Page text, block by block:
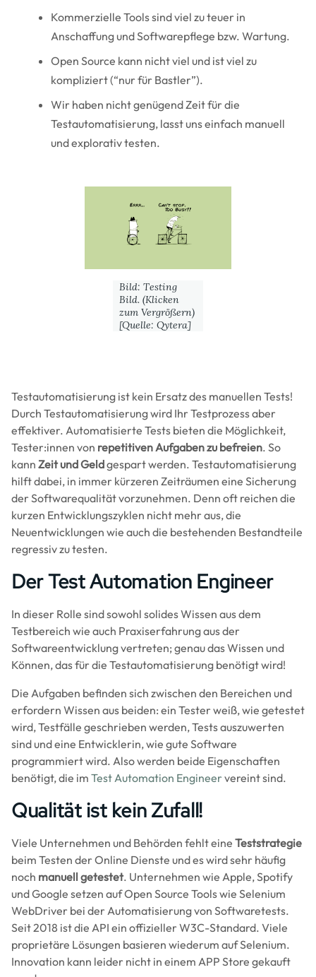
Kommerzielle Tools sind viel zu teuer in
Anschaffung und Softwarepflege bzw. Wartung.
Open Source kann nicht viel und ist viel zu
kompliziert (“nur für Bastler”).
Wir haben nicht genügend Zeit für die
Testautomatisierung, lasst uns einfach manuell
und explorativ testen.
Bild: Testing
Bild. (Klicken
zum Vergrößern)
[Quelle: Qytera]
Testautomatisierung ist kein Ersatz des manuellen Tests!
Durch Testautomatisierung wird Ihr Testprozess aber
effektiver. Automatisierte Tests bieten die Möglichkeit,
Tester:innen von repetitiven Aufgaben zu befreien. So
kann Zeit und Geldgespart werden. Testautomatisierung
hilft dabei, in immer kürzeren Zeiträumen eine Sicherung
der Softwarequalität vorzunehmen. Denn oft reichen die
kurzen Entwicklungszyklen nicht mehr aus, die
Neuentwicklungen wie auch die bestehenden Bestandteile
regressiv zu testen.
Der Test Automation Engineer
In dieser Rolle sind sowohl solides Wissen aus dem
Testbereich wie auch Praxiserfahrung aus der
Softwareentwicklung vertreten; genau das Wissen und
Können, das für die Testautomatisierung benötigt wird!
Die Aufgaben befinden sich zwischen den Bereichen und
erfordern Wissen aus beiden: ein Tester weiß, wie getestet
wird, Testfälle geschrieben werden, Tests auszuwerten
sind und eine Entwicklerin, wie gute Software
programmiert wird. Also werden beide Eigenschaften
benötigt, die im Test Automation Engineervereint sind.
Qualität ist kein Zufall!
Viele Unternehmen und Behörden fehlt eine Teststrategie
beim Testen der Online Dienste und es wird sehr häufig
noch manuell getestet. Unternehmen wie Apple, Spotify
und Google setzen auf Open Source Tools wie Selenium
WebDriver bei der Automatisierung von Softwaretests.
Seit 2018 ist die API ein offizieller W3C-Standard. Viele
proprietäre Lösungen basieren wiederum auf Selenium.
Innovation kann leider nicht in einem APP Store gekauft